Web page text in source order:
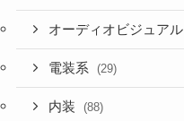
オーディオビジュアル
電装系 (29)
内装 (88)